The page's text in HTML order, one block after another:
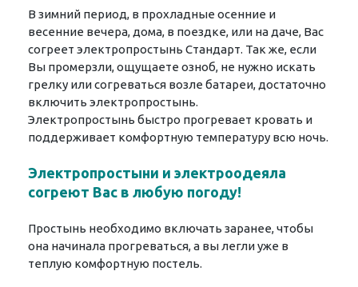
В зимний период, в прохладные осенние и
весенние вечера, дома, в поездке, или на даче, Вас
согреет электропростынь Стандарт. Так же, если
Вы промерзли, ощущаете озноб, не нужно искать
грелку или согреваться возле батареи, достаточно
включить электропростынь.
Электропростынь быстро прогревает кровать и
поддерживает комфортную температуру всю ночь.
Электропростыни и электроодеяла
согреют Вас в любую погоду!
Простынь необходимо включать заранее, чтобы
она начинала прогреваться, а вы легли уже в
теплую комфортную постель.